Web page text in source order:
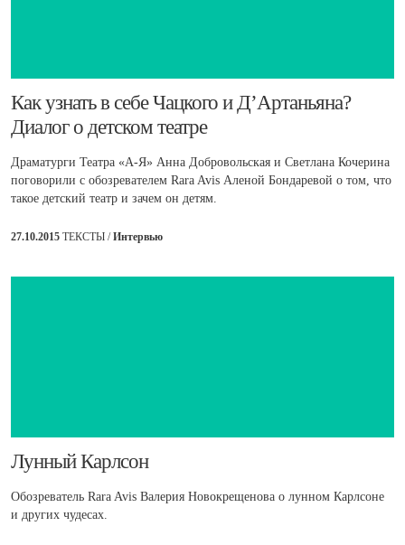
​Как узнать в себе Чацкого и Д’Артаньяна?
Диалог о детском театре
Драматурги Театра «А-Я» Анна Добровольская и Светлана Кочерина
поговорили с обозревателем Rara Avis Аленой Бондаревой о том, что
такое детский театр и зачем он детям.
27.10.2015 ТЕКСТЫ /Интервью
Лунный Карлсон
Обозреватель Rara Avis Валерия Новокрещенова о лунном Карлсоне
и других чудесах.